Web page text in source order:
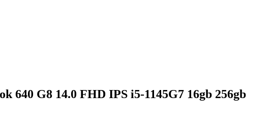
640 G8 14.0 FHD IPS i5-1145G7 16gb 256gb